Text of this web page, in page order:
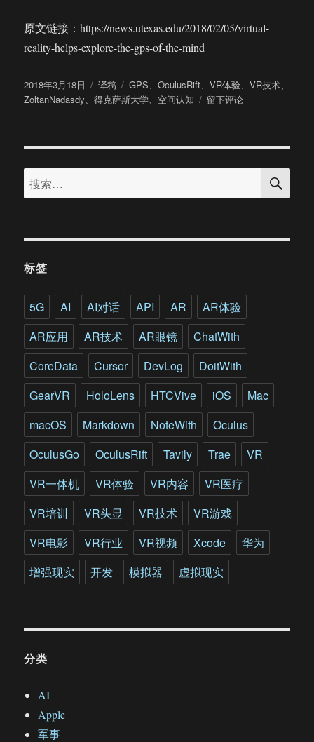
原文链接：https://news.utexas.edu/2018/02/05/virtual-
reality-helps-explore-the-gps-of-the-mind
发
布
2018年3月18日
分
类
译稿
标
签
GPS、OculusRift、VR体验、VR技术、
ZoltanNadasdy、得克萨斯大学、 空间认知
于
怎
实
对
能
够
助
研
究
人
员
一
臂
之
力
留下评论
搜
索：
搜
标签
5G AI AI对话 API AR
AR体验
AR应用
AR技术 AR眼镜
ChatWith
CoreData
Cursor DevLog
DoitWith
GearVR
HoloLens HTCVive iOS
Mac
macOS
Markdown NoteWith
Oculus
OculusGo
OculusRift Tavily Trae
VR
VR一体机
VR体验 VR内容
VR医疗
VR培训
VR头显 VR技术
VR游戏
VR电影
VR行业 VR视频 Xcode
华为
增强现实
开发 模拟器 虚拟现实
分类
AI
Apple
军事